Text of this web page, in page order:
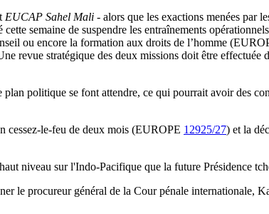
EUCAP Sahel Mali - alors que les exactions menées par
semaine de suspendre les entraînements
ou encore la formation aux droits de l’homme
revue stratégique des deux missions doit être effectuée
politique se font attendre, ce qui pourrait avoir des
cessez-le-feu de deux mois (EUROPE 12925/27) et la
niveau sur l'Indo-Pacifique que la future Présidence
le procureur général de la Cour pénale internationale,